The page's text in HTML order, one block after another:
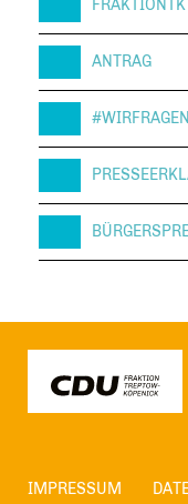
FRAKTIONTK
ANTRAG
IMPRESSUM